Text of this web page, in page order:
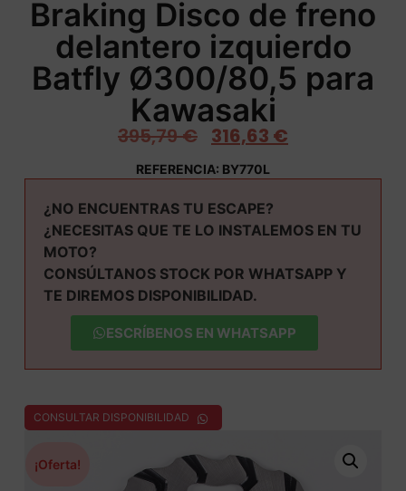
Braking Disco de freno
delantero izquierdo
Batfly Ø300/80,5 para
Kawasaki
395,79€ 316,63 €
REFERENCIA: BY770L
¿NO ENCUENTRAS TU ESCAPE?
¿NECESITAS QUE TE LO INSTALEMOS EN TU
MOTO?
CONSÚLTANOS STOCK POR WHATSAPP Y
TE DIREMOS DISPONIBILIDAD.
ESCRÍBENOS EN WHATSAPP
CONSULTAR DISPONIBILIDAD
¡Oferta!